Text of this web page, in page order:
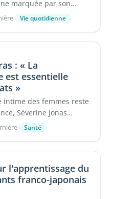
marquée par son
· Vie quotidienne
: « La
est essentielle
»
intime des femmes reste
Séverine Jonas
· Santé
l'apprentissage du
franco-japonais